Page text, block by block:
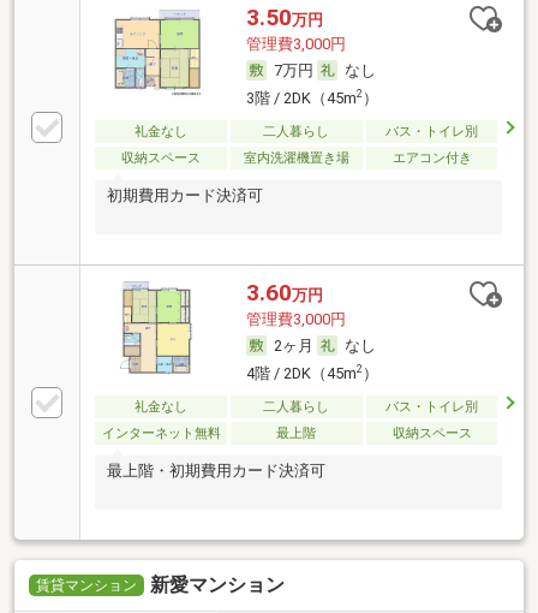
3.50万円
管理費3,000円
7万円
なし
3階 / 2DK（45m2）
礼金なし 二人暮らし
バス・トイレ別
収納スペース
室内洗濯機置き場 エアコン付き
初期費用カード決済可
3.60万円
管理費3,000円
2ヶ月
なし
4階 / 2DK（45m2）
礼金なし 二人暮らし
バス・トイレ別
インターネット無料
最上階 収納スペース
最上階・初期費用カード決済可
賃貸マンション 新愛マンション